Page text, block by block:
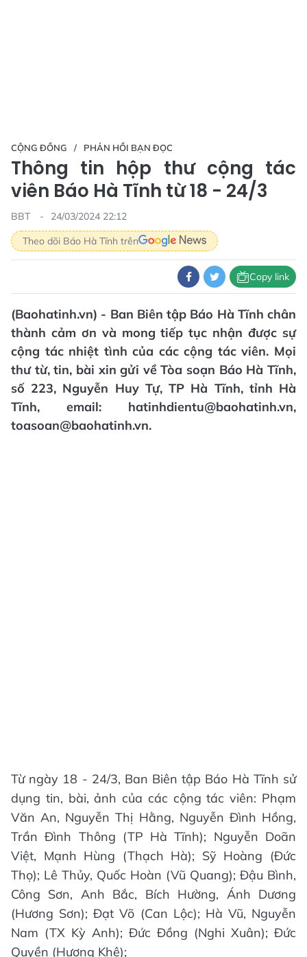
CỘNG ĐỒNG PHẢN HỒI BẠN ĐỌC
Thông tin hộp thư cộng tác
viên Báo Hà Tĩnh từ 18 - 24/3
BBT
24/03/2024 22:12
Theo dõi Báo Hà Tĩnh trên
Copy link
(Baohatinh.vn) - Ban Biên tập Báo Hà Tĩnh chân
thành cảm ơn và mong tiếp tục nhận được sự
cộng tác nhiệt tình của các cộng tác viên. Mọi
thư từ, tin, bài xin gửi về Tòa soạn Báo Hà Tĩnh,
số 223, Nguyễn Huy Tự, TP Hà Tĩnh, tỉnh Hà
Tĩnh, email: hatinhdientu@baohatinh.vn,
toasoan@baohatinh.vn.
Từ ngày 18 - 24/3, Ban Biên tập Báo Hà Tĩnh sử
dụng tin, bài, ảnh của các cộng tác viên: Phạm
Văn An, Nguyễn Thị Hằng, Nguyễn Đình Hồng,
Trần Đình Thông (TP Hà Tĩnh); Nguyễn Doãn
Việt, Mạnh Hùng (Thạch Hà); Sỹ Hoàng (Đức
Thọ); Lê Thủy, Quốc Hoàn (Vũ Quang); Đậu Bình,
Công Sơn, Anh Bắc, Bích Hường, Ánh Dương
(Hương Sơn); Đạt Võ (Can Lộc); Hà Vũ, Nguyễn
Nam (TX Kỳ Anh); Đức Đồng (Nghi Xuân); Đức
Quyền (Hương Khê);